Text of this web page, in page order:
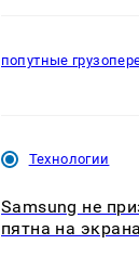
попутные
Технологии
Samsung не
пятна на